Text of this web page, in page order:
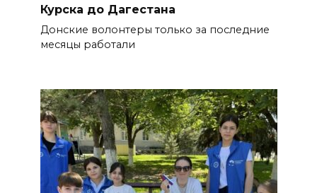
Курска до Дагестана
Донские волонтеры только за последние
месяцы работали